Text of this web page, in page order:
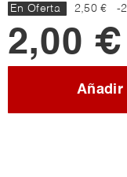
En Oferta 2,50 € -
2,00 €
Añadir